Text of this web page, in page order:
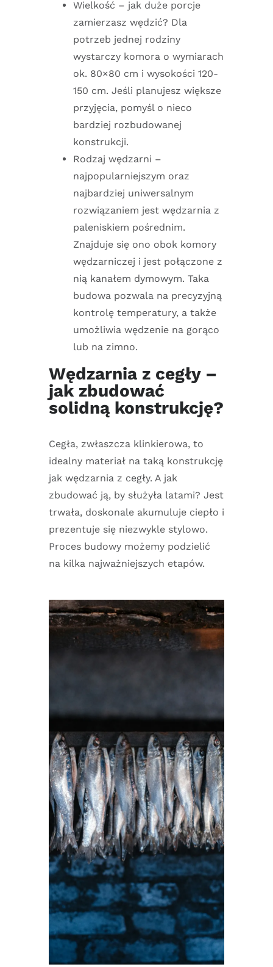
Wielkość – jak duże porcje
zamierzasz wędzić? Dla
potrzeb jednej rodziny
wystarczy komora o wymiarach
ok. 80×80 cm i wysokości 120-
150 cm. Jeśli planujesz większe
przyjęcia, pomyśl o nieco
bardziej rozbudowanej
konstrukcji.
Rodzaj wędzarni –
najpopularniejszym oraz
najbardziej uniwersalnym
rozwiązaniem jest wędzarnia z
paleniskiem pośrednim.
Znajduje się ono obok komory
wędzarniczej i jest połączone z
nią kanałem dymowym. Taka
budowa pozwala na precyzyjną
kontrolę temperatury, a także
umożliwia wędzenie na gorąco
lub na zimno.
Wędzarnia z cegły –
jak zbudować
solidną konstrukcję?
Cegła, zwłaszcza klinkierowa, to
idealny materiał na taką konstrukcję
jak wędzarnia z cegły. A jak
zbudować ją, by służyła latami? Jest
trwała, doskonale akumuluje ciepło i
prezentuje się niezwykle stylowo.
Proces budowy możemy podzielić
na kilka najważniejszych etapów.